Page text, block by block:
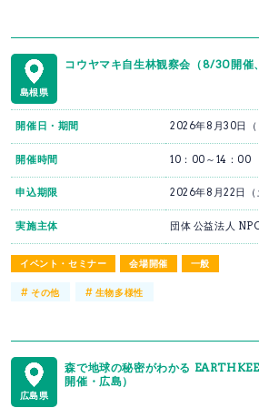
島根県
コウヤマキ自生林観察会（8/30開催
イベント・セミナー 会場開催 一般
開催日・期間 2026年8月30日（
開催時間 10：00～14：00
申込期限 2026年8月22日（
実施主体 団体 公益法人
#その他 # 生物多様性
広島県
森で地球の秘密がわかる
開催・広島）